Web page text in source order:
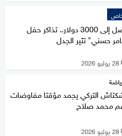
تصل إلى 3000 دولار.. تذاكر حفل
حسني" تثير الجدل
28 يوليو 2026
التركي يجمد مؤقتا مفاوضات
محمد صلاح
28 يوليو 2026